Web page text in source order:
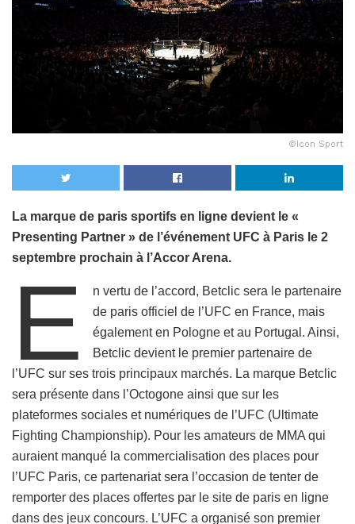
©Icon Sport
La marque de paris sportifs en ligne devient le «
Presenting Partner » de l’événement UFC à Paris le 2
septembre prochain à l’Accor Arena.
E
n vertu de l’accord, Betclic sera le partenaire
de paris officiel de l’UFC en France, mais
également en Pologne et au Portugal. Ainsi,
Betclic devient le premier partenaire de
l’UFC sur ses trois principaux marchés. La marque Betclic
sera présente dans l’Octogone ainsi que sur les
plateformes sociales et numériques de l’UFC (Ultimate
Fighting Championship). Pour les amateurs de MMA qui
auraient manqué la commercialisation des places pour
l’UFC Paris, ce partenariat sera l’occasion de tenter de
remporter des places offertes par le site de paris en ligne
dans des jeux concours. L’UFC a organisé son premier